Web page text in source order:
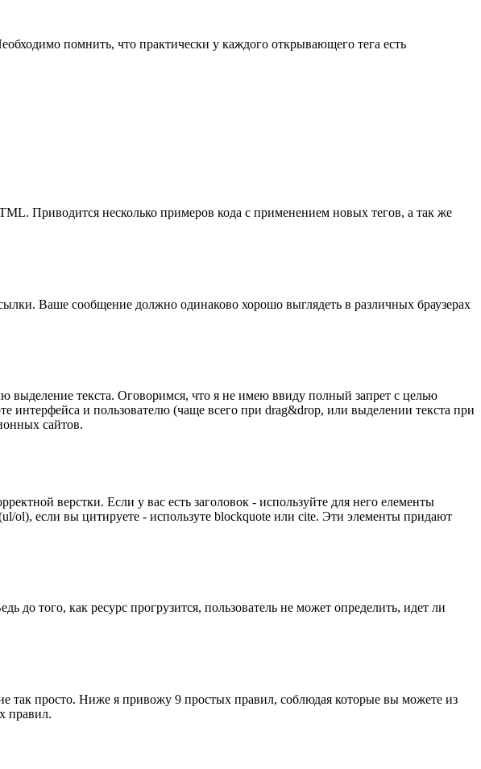
помнить, что практически у каждого открывающего тега есть
Приводится несколько примеров кода с применением новых тегов, а так же
Ваше сообщение должно одинаково хорошо выглядеть в различных браузерах
выделение текста. Оговоримся, что я не имею ввиду полный запрет с целью
интерфейса и пользователю (чаще всего при drag&drop, или выделении текста при
сайтов.
верстки. Если у вас есть заголовок - используйте для него елементы
ol), если вы цитируете - используте blockquote или cite. Эти элементы придают
до того, как ресурс прогрузится, пользователь не может определить, идет ли
просто. Ниже я привожу 9 простых правил, соблюдая которые вы можете из
правил.